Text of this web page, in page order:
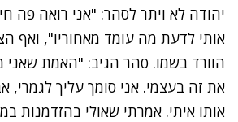
יהודה לא ויתר לסהר: "אני רואה פה
אותי לדעת מה עומד מאחוריו", ואף
הוורד בשמו. סהר הגיב: "האמת שאני
את זה בעצמי. אני סומך עליך לגמרי,
אותו איתי. אמרתי שאולי בהזדמנות